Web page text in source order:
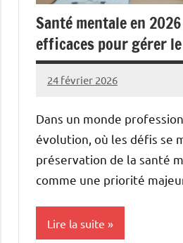
Santé mentale en
efficaces pour gérer
24 février 2026
Marise
Aucun
Dans un monde
évolution, où les défis se
préservation de la santé
comme une priorité
Lire la suite